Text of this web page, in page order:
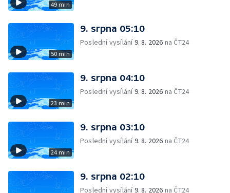
49 min
50 min
9. srpna 05:10
Poslední vysílání9. 8. 2026 na ČT24
23 min
9. srpna 04:10
Poslední vysílání9. 8. 2026 na ČT24
24 min
9. srpna 03:10
Poslední vysílání9. 8. 2026 na ČT24
9. srpna 02:10
Poslední vysílání9. 8. 2026 na ČT24